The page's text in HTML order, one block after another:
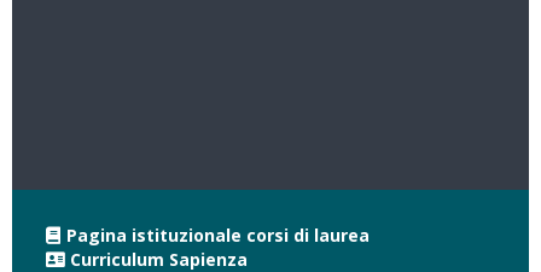
Pagina istituzionale corsi di laurea
Curriculum Sapienza